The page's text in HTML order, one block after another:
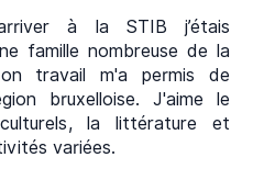
à la STIB j’étais
famille nombreuse de la
travail m'a permis de
bruxelloise. J'aime le
la littérature et
variées.